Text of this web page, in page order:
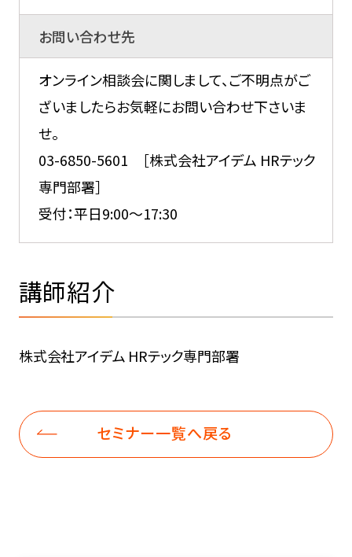
お問い合わせ先
オンライン相談会に関しまして、ご不明点がご
ざいましたらお気軽にお問い合わせ下さいま
せ。
03-6850-5601 ［株式会社アイデム HRテック
専門部署］
受付：平日9:00～17:30
講師紹介
株式会社アイデム HRテック専門部署
セミナー一覧へ戻る